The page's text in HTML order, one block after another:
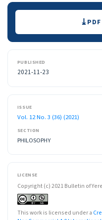
Downloads
PUBLISHED
2021-11-23
ISSUE
Vol. 12 No. 3 (36) (2021)
SECTION
PHILOSOPHY
LICENSE
Copyright (c) 2021 Bulletin of
This work is licensed under a